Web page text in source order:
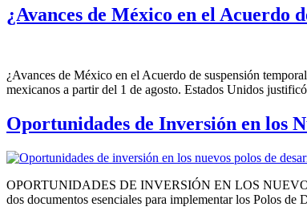
¿Avances de México en el Acuerdo
¿Avances de México en el Acuerdo de suspensión
mexicanos a partir del 1 de agosto. Estados Unidos
Oportunidades de Inversión en los
OPORTUNIDADES DE INVERSIÓN EN LOS
dos documentos esenciales para implementar los Polos